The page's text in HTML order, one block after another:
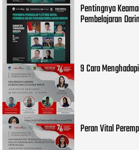
Pentingnya
Pembelajaran
9 Cara
Peran Vital